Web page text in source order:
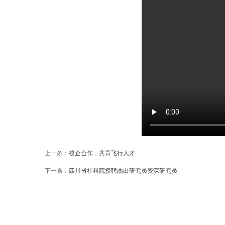
上一条： 校企合作，共育飞行人才
下一条： 四川省社科院授聘杰出研究员资深研究员